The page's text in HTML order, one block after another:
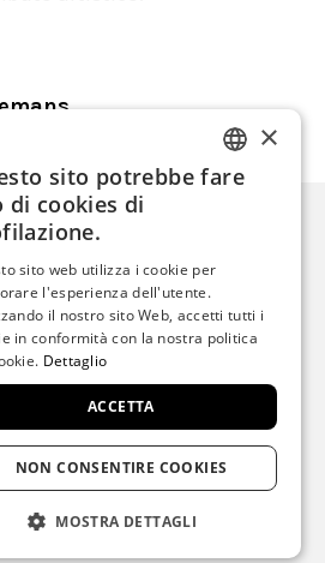
alla Newsletter
Musei Civici di Venezia
03842230272
Virtual tour
Gare e appalti
Museum Store
ITALIAN
GERMAN
FRENCH
×
sito potrebbe fare
di cookies di
sito web utilizza i cookie per
l'esperienza dell'utente.
il nostro sito Web, accetti tutti i
in conformità con la nostra politica
Dettaglio
ACCETTA
NON CONSENTIRE COOKIES
MOSTRA DETTAGLI